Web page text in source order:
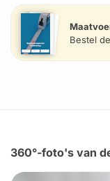
Bestel
360°-foto's van